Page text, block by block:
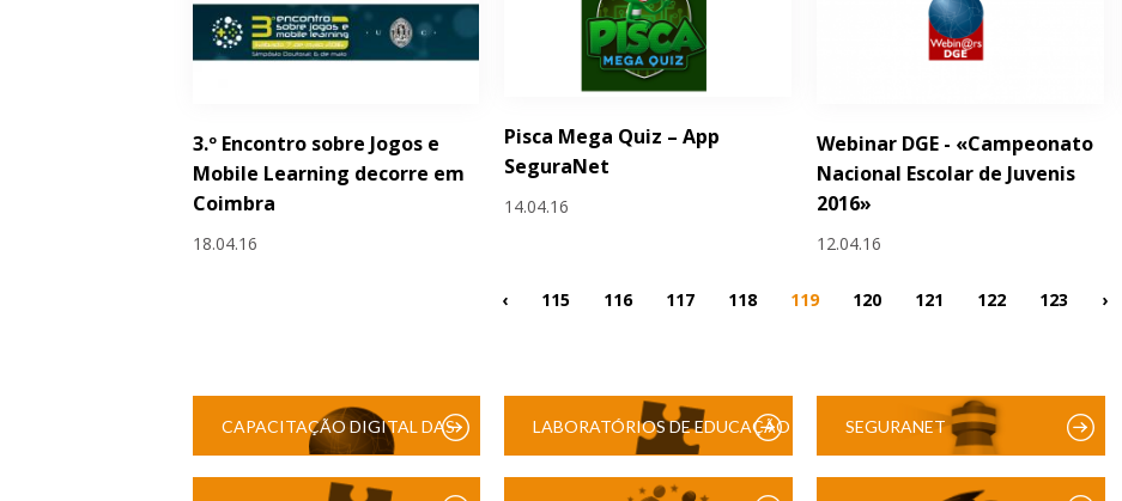
3.º Encontro sobre Jogos e
Mobile Learning decorre em
Coimbra
18.04.16
Pisca Mega Quiz – App
SeguraNet
14.04.16
Webinar DGE - «Campeonato
Nacional Escolar de Juvenis
2016»
12.04.16
‹ 115 116 117 118 119 120 121 122 123 ›
CAPACITAÇÃO DIGITAL DAS LABORATÓRIOS DE EDUCAÇÃO SEGURANET